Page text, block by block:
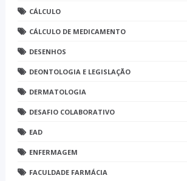
CÁLCULO
CÁLCULO DE MEDICAMENTO
DESENHOS
DEONTOLOGIA E LEGISLAÇÃO
DERMATOLOGIA
DESAFIO COLABORATIVO
EAD
ENFERMAGEM
FACULDADE FARMÁCIA